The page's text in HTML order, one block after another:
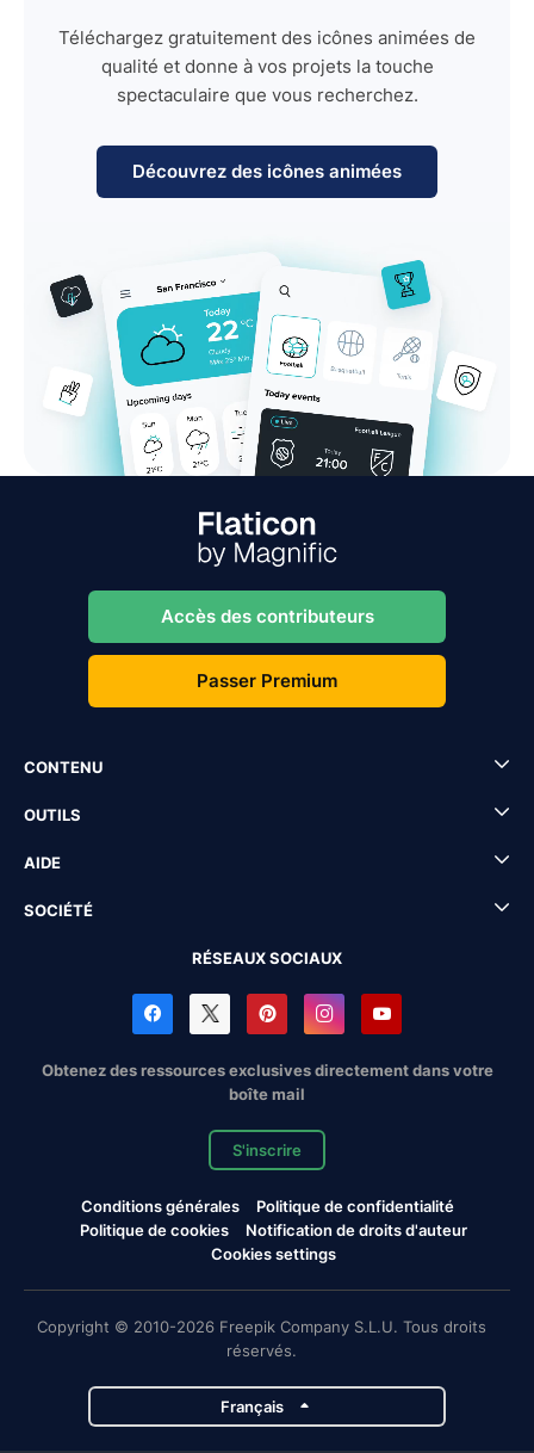
Téléchargez gratuitement des icônes animées de
qualité et donne à vos projets la touche
spectaculaire que vous recherchez.
Découvrez des icônes animées
Accès des contributeurs
Passer Premium
CONTENU
OUTILS
AIDE
SOCIÉTÉ
RÉSEAUX SOCIAUX
Obtenez des ressources exclusives directement dans votre
boîte mail
S'inscrire
Conditions générales
Politique de confidentialité
Politique de cookies
Notification de droits d'auteur
Cookies settings
Copyright © 2010-2026 Freepik Company S.L.U. Tous droits
réservés.
Français